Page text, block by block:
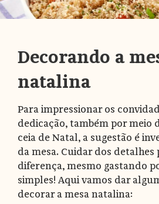
Decorando a
natalina
Para impressionar os
dedicação, também por meio
ceia de Natal, a sugestão é
da mesa. Cuidar dos detalhes
diferença, mesmo gastando
simples! Aqui vamos dar
decorar a mesa natalina: